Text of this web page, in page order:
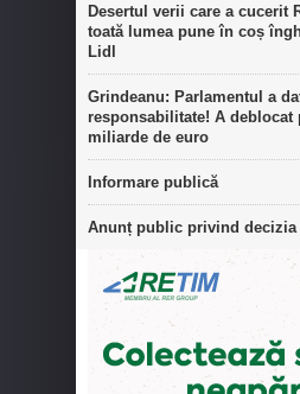
Desertul verii care a cucerit
toată lumea pune în coș
Lidl
Grindeanu: Parlamentul a
responsabilitate! A deblocat
miliarde de euro
Informare publică
Anunț public privind decizia